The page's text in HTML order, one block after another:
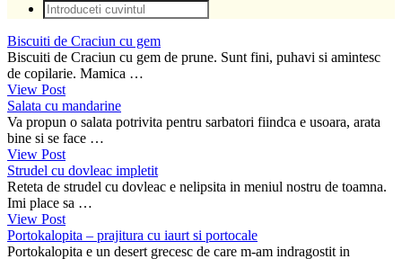
Biscuiti de Craciun cu gem
Biscuiti de Craciun cu gem de prune. Sunt fini, puhavi si amintesc
de copilarie. Mamica …
View Post
Salata cu mandarine
Va propun o salata potrivita pentru sarbatori fiindca e usoara, arata
bine si se face …
View Post
Strudel cu dovleac impletit
Reteta de strudel cu dovleac e nelipsita in meniul nostru de toamna.
Imi place sa …
View Post
Portokalopita – prajitura cu iaurt si portocale
Portokalopita e un desert grecesc de care m-am indragostit in